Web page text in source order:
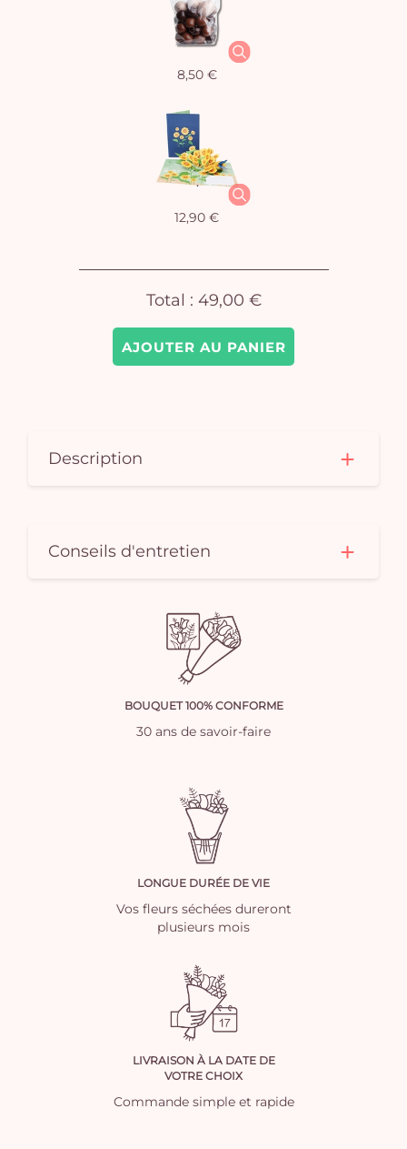
AJOUTER AU PANIER
8,50 €
12,90 €
Total : 49,00 €
Description
Conseils d'entretien
BOUQUET 100% CONFORME
30 ans de savoir-faire
LONGUE DURÉE DE VIE
Vos fleurs séchées dureront
plusieurs mois
LIVRAISON À LA DATE DE
VOTRE CHOIX
Commande simple et rapide